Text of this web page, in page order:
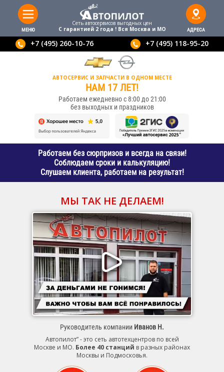
МЕНЮ
Сеть автосервисов выгодныx цен
С гарантией 2 года ! Вся Москва и МО
АДРЕСА
+7 (495) 260-10-76 +7 (495) 118-95-20
АВТОСЕРВИС И ЗАПЧАСТИ В ОДНОМ МЕСТЕ
НАМ 17 ЛЕТ!
Работаем ежедневно с 8:00 до 21:00
без выходных и праздников
Работаем без сюрпризов и всегда на связи!
Соблюдаем сроки и калькуляцию!
Слушаем клиента, работаем на результат!
МЫ ТАК НЕ ДЕЛАЕМ!
Руководитель компании Иванов Н.
Автопилот” - это сеть автотехцентров по всей
Москве и МО. Более 40 станций в разных районах
Москвы и Подмосковья.